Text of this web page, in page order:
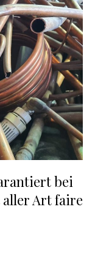
bei
aller Art faire